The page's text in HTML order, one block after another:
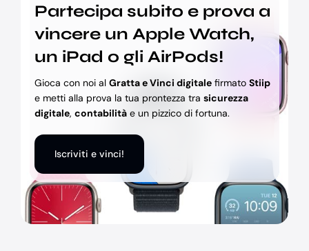
Partecipa subito e prova a
vincere un Apple Watch,
un iPad o gli AirPods!
Gioca con noi al Gratta e Vinci digitalefirmato Stiip
e metti alla prova la tua prontezza tra sicurezza
digitale, contabilitàe un pizzico di fortuna.
Iscriviti e vinci!